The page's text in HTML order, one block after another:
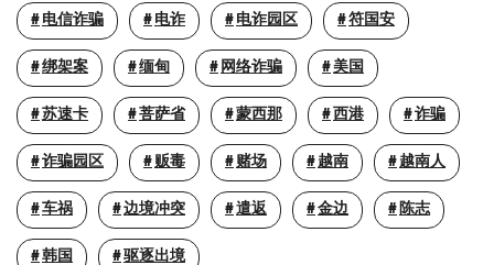
电信诈骗 电诈 电诈园区 符国安
绑架案 缅甸 网络诈骗 美国
苏速卡 菩萨省 蒙西那 西港 诈骗
诈骗园区 贩毒 赌场 越南 越南人
车祸 边境冲突 遣返 金边 陈志
韩国 驱逐出境